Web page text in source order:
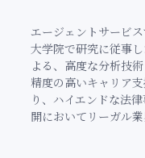
エージェントサービ
大学院で研究に従事
よる、高度な分析技
精度の高いキャリア
り、ハイエンドな法
開においてリーガル